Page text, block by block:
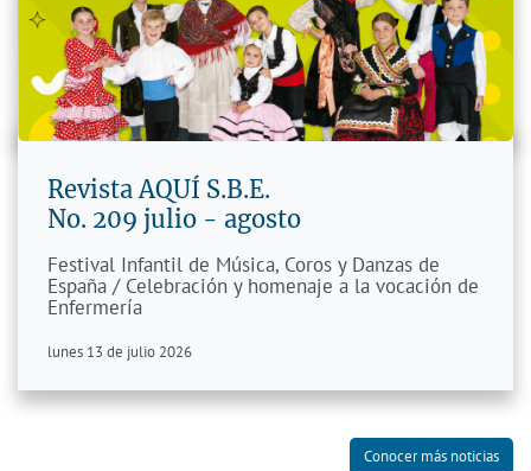
Revista AQUÍ S.B.E.
​No. 209 julio - agosto
Festival Infantil de Música, Coros y Danzas de
España / Celebración y homenaje a la vocación de
Enfermería
lunes 13 de julio 2026
Conocer más noticias